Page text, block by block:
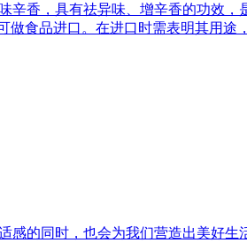
香，具有祛异味、增辛香的功效
食品进口。在进口时需表明其用
的同时，也会为我们营造出美好